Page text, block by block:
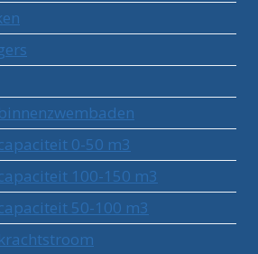
0-50 m3
100-150 m3
50-100 m3